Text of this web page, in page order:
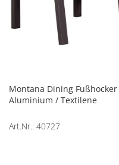
Montana Dining Fußhocker
Aluminium / Textilene
Art.Nr.: 40727